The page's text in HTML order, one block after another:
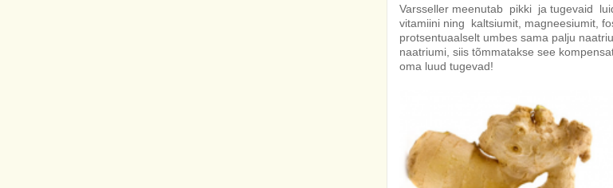
Varsseller meenutab pikki ja tugevaid
vitamiini ning kaltsiumit, magneesiumit,
protsentuaalselt umbes sama palju
naatriumi, siis tõmmatakse see
oma luud tugevad!